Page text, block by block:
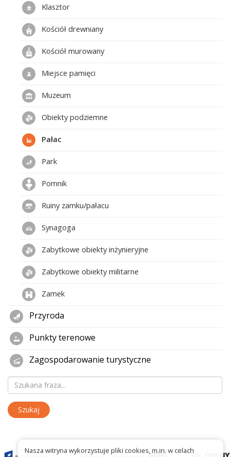
Klasztor
Kościół drewniany
Kościół murowany
Miejsce pamięci
Muzeum
Obiekty podziemne
Pałac
Park
Pomnik
Ruiny zamku/pałacu
Synagoga
Zabytkowe obiekty inżynieryjne
Zabytkowe obiekty militarne
Zamek
Przyroda
Punkty terenowe
Zagospodarowanie turystyczne
Nasza witryna wykorzystuje pliki cookies, m.in. w celach